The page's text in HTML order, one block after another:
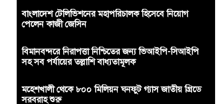
বাংলাদেশ টেলিভিশনের মহাপরিচালক হিসেবে নিয়োগ
পেলেন কাজী জেসিন
বিমানবন্দরে নিরাপত্তা নিশ্চিতের জন্য ভিআইপি-সিআইপি
সহ সব পর্যায়ের তল্লাশি বাধ্যতামূলক
মহেশখালী থেকে ৮০০ মিলিয়ন ঘনফুট গ্যাস জাতীয় গ্রিডে
সরবরাহ শুরু